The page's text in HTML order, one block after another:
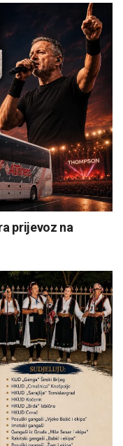
prijevoz na